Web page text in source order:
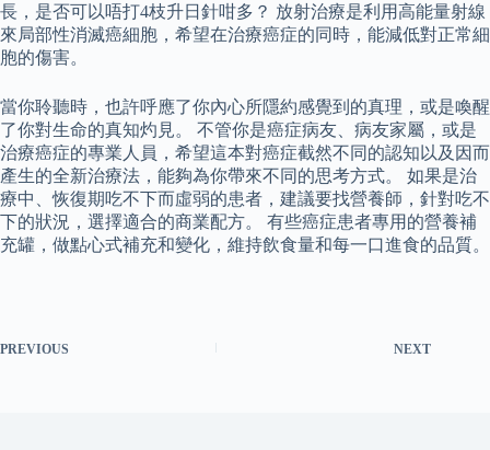
長，是否可以唔打4枝升日針咁多？ 放射治療是利用高能量射線
來局部性消滅癌細胞，希望在治療癌症的同時，能減低對正常細
胞的傷害。
當你聆聽時，也許呼應了你內心所隱約感覺到的真理，或是喚醒
了你對生命的真知灼見。 不管你是癌症病友、病友家屬，或是
治療癌症的專業人員，希望這本對癌症截然不同的認知以及因而
產生的全新治療法，能夠為你帶來不同的思考方式。 如果是治
療中、恢復期吃不下而虛弱的患者，建議要找營養師，針對吃不
下的狀況，選擇適合的商業配方。 有些癌症患者專用的營養補
充罐，做點心式補充和變化，維持飲食量和每一口進食的品質。
PREVIOUS NEXT